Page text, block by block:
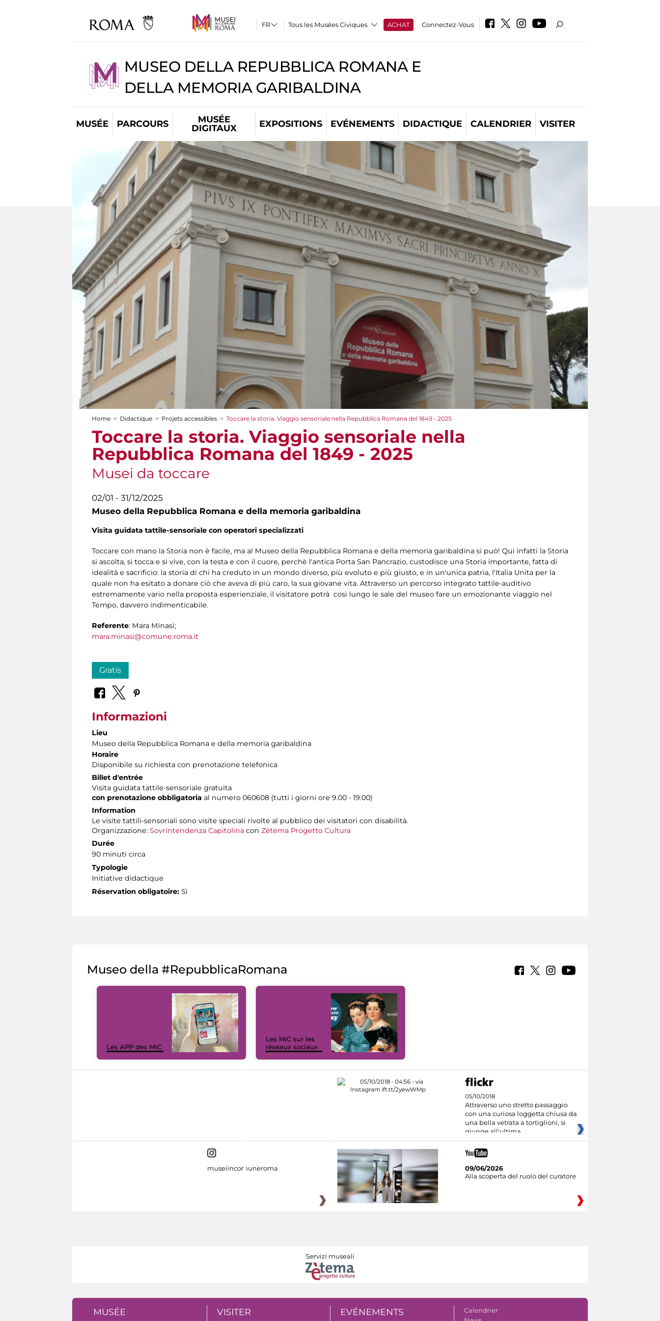
Tous les Musées Civiques ACHAT Connectez-Vous
MUSEO DELLA REPUBBLICA ROMANA E
DELLA MEMORIA GARIBALDINA
MUSÉE PARCOURS
MUSÉE
DIGITAUX
EXPOSITIONS EVÉNEMENTS DIDACTIQUE CALENDRIER VISITER
You are here
Home > Didactique > Projets accessibles > Toccare la storia. Viaggio sensoriale nella Repubblica Romana del 1849 - 2025
Toccare la storia. Viaggio sensoriale nella
Repubblica Romana del 1849 - 2025
Musei da toccare
02/01 - 31/12/2025
Museo della Repubblica Romana e della memoria garibaldina
Visita guidata tattile-sensoriale con operatori specializzati
Toccare con mano la Storia non è facile, ma al Museo della Repubblica Romana e della memoria garibaldina si può! Qui infatti la Storia
si ascolta, si tocca e si vive, con la testa e con il cuore, perchè l'antica Porta San Pancrazio, custodisce una Storia importante, fatta di
idealità e sacrificio: la storia di chi ha creduto in un mondo diverso, più evoluto e più giusto, e in un'unica patria, l'Italia Unita per la
quale non ha esitato a donare ciò che aveva di più caro, la sua giovane vita. Attraverso un percorso integrato tattile-auditivo
estremamente vario nella proposta esperienziale, il visitatore potrà così lungo le sale del museo fare un emozionante viaggio nel
Tempo, davvero indimenticabile.
Referente: Mara Minasi;
mara.minasi@comune.roma.it
Gratis
Informazioni
Lieu
Museo della Repubblica Romana e della memoria garibaldina
Horaire
Disponibile su richiesta con prenotazione telefonica
Billet d'entrée
Visita guidata tattile-sensoriale gratuita
con prenotazione obbligatoria al numero 060608 (tutti i giorni ore 9.00 - 19.00)
Information
Le visite tattili-sensoriali sono visite speciali rivolte al pubblico dei visitatori con disabilità.
Organizzazione: Sovrintendenza Capitolina con Zètema Progetto Cultura
Durée
90 minuti circa
Typologie
Initiative didactique
Réservation obligatoire: Sì
Museo della #RepubblicaRomana
Les APP des MiC
Les MiC sur les
réseaux sociaux
05/10/2018
Attraverso uno stretto passaggio
con una curiosa loggetta chiusa da
una bella vetrata a tortiglioni, si
giunge all'ultima
museiincomuneroma
09/06/2026
Alla scoperta del ruolo del curatore
Servizi museali
MUSÉE VISITER EVÉNEMENTS
Calendrier